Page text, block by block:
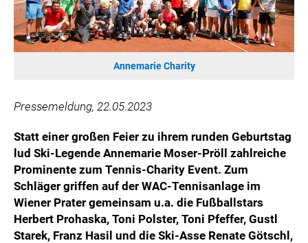
HANNERSBERG
WILHELM-EXNER-MEDAILLEN STIFTUNG
ADMIRAL SPORTWETTEN
EWP RECYCLING PFAND ÖSTERREICH
IMPERIAL MARKETS
TRÄGERVEREIN EINWEGPFAND
SPECIAL OLYMPICS ÖSTERREICH
MEDIA
LOGOS
COCA COLA
Annemarie Charity
Pressemeldung, 22.05.2023
Statt einer großen Feier zu ihrem runden Geburtstag
lud Ski-Legende Annemarie Moser-Pröll zahlreiche
Prominente zum Tennis-Charity Event. Zum
Schläger griffen auf der WAC-Tennisanlage im
Wiener Prater gemeinsam u.a. die Fußballstars
Herbert Prohaska, Toni Polster, Toni Pfeffer, Gustl
Starek, Franz Hasil und die Ski-Asse Renate Götschl,